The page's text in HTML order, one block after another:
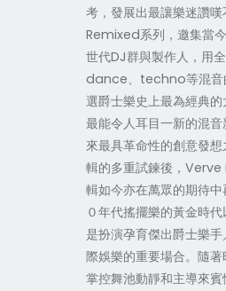
考，發展出最讓樂迷讚
Remixed系列，邀集當
世代DJ群與製作人，用
dance、techno等混音
選爵士樂史上最為經典
最能令人耳目一新的混
來最具革命性的創意發
輯的多重試鍊後，
輯如今亦在萬眾的期待
０年代搖擺樂的黃金時
是扮演孕育傑出爵士樂
際娛樂的重要場合。隨
掌控舞池動靜和主導來